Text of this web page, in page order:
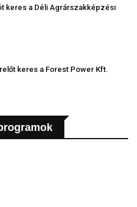
keres a Déli Agrárszakképzési
keres a Forest Power Kft.